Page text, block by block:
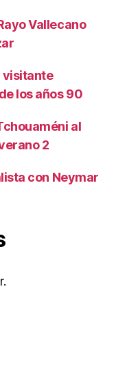
Vallecano
visitante
los años 90
al
2
con Neymar